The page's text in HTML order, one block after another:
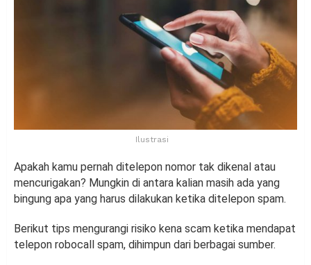
Ilustrasi
Apakah kamu pernah ditelepon nomor tak dikenal atau
mencurigakan? Mungkin di antara kalian masih ada yang
bingung apa yang harus dilakukan ketika ditelepon spam.
Berikut tips mengurangi risiko kena scam ketika mendapat
telepon robocall spam, dihimpun dari berbagai sumber.